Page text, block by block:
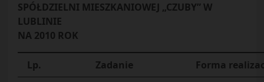
SPÓŁDZIELNI MIESZKANIOWEJ „CZUBY” W
LUBLINIE
NA 2010 ROK
Lp. Zadanie
Forma